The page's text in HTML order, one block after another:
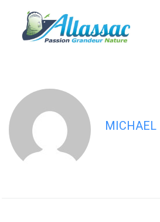
principal
Centre Communal
Délibérations – 11
MICHAEL